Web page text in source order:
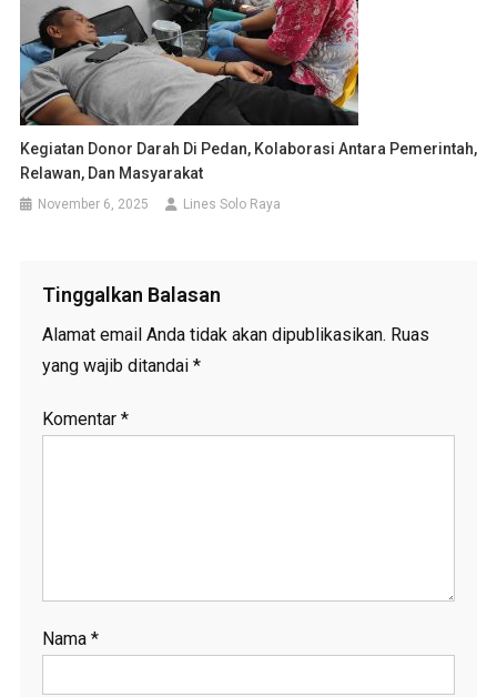
Kegiatan Donor Darah Di Pedan, Kolaborasi Antara Pemerintah,
Relawan, Dan Masyarakat
November 6, 2025 Lines Solo Raya
Tinggalkan Balasan
Alamat email Anda tidak akan dipublikasikan. Ruas
yang wajib ditandai *
Komentar *
Nama *